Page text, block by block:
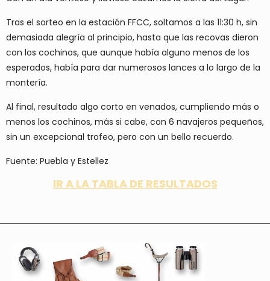
Tras el sorteo en la estación FFCC, soltamos a las 11:30 h, sin
demasiada alegría al principio, hasta que las recovas dieron
con los cochinos, que aunque había alguno menos de los
esperados, había para dar numerosos lances a lo largo de la
montería.
Al final, resultado algo corto en venados, cumpliendo más o
menos los cochinos, más si cabe, con 6 navajeros pequeños,
sin un excepcional trofeo, pero con un bello recuerdo.
Fuente: Puebla y Estellez
IR A LA TABLA DE RESULTADOS